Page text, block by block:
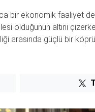
bir ekonomik faaliyet
olduğunun altını
arasında güçlü bir